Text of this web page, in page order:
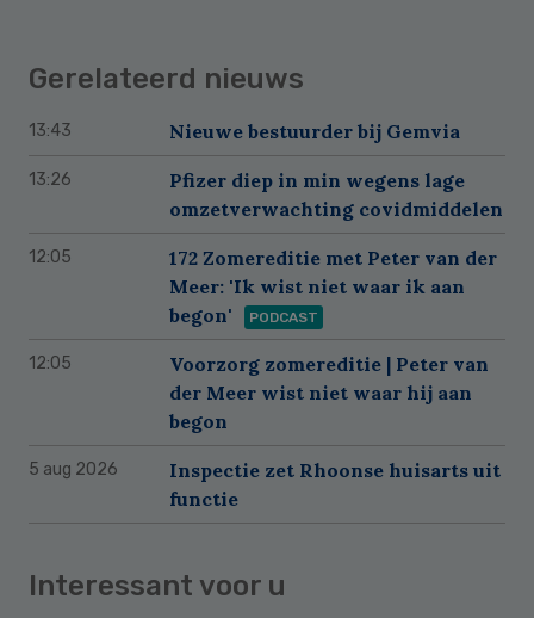
Gerelateerd nieuws
13:43 Nieuwe bestuurder bij Gemvia
13:26
Pfizer diep in min wegens lage
omzetverwachting covidmiddelen
12:05
172 Zomereditie met Peter van der
Meer: 'Ik wist niet waar ik aan
begon'
PODCAST
12:05
Voorzorg zomereditie | Peter van
der Meer wist niet waar hij aan
begon
5 aug 2026
Inspectie zet Rhoonse huisarts uit
functie
Interessant voor u